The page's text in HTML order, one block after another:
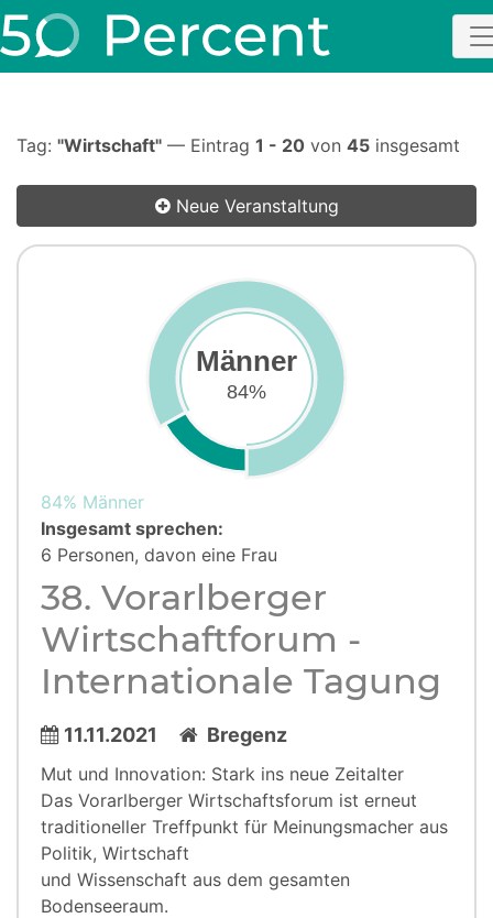
Tag: "Wirtschaft" — Eintrag 1 - 20 von 45 insgesamt
Neue Veranstaltung
Männer
84%
84% Männer
Insgesamt sprechen:
6 Personen, davon eine Frau
38. Vorarlberger
Wirtschaftforum -
Internationale Tagung
11.11.2021 Bregenz
Mut und Innovation: Stark ins neue Zeitalter
Das Vorarlberger Wirtschaftsforum ist erneut
traditioneller Treffpunkt für Meinungsmacher aus
Politik, Wirtschaft
und Wissenschaft aus dem gesamten
Bodenseeraum.